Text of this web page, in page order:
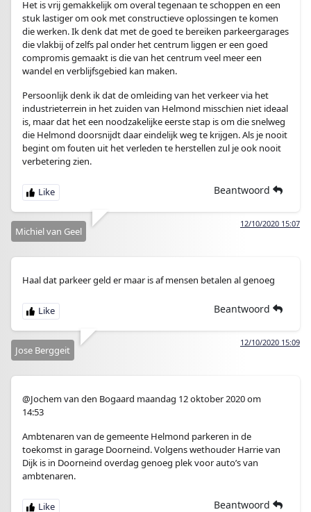
Het is vrij gemakkelijk om overal tegenaan te schoppen en een
stuk lastiger om ook met constructieve oplossingen te komen
die werken. Ik denk dat met de goed te bereiken parkeergarages
die vlakbij of zelfs pal onder het centrum liggen er een goed
compromis gemaakt is die van het centrum veel meer een
wandel en verblijfsgebied kan maken.
Persoonlijk denk ik dat de omleiding van het verkeer via het
industrieterrein in het zuiden van Helmond misschien niet ideaal
is, maar dat het een noodzakelijke eerste stap is om die snelweg
die Helmond doorsnijdt daar eindelijk weg te krijgen. Als je nooit
begint om fouten uit het verleden te herstellen zul je ook nooit
verbetering zien.
Beantwoord
12/10/2020 15:07
Michiel van Geel
Haal dat parkeer geld er maar is af mensen betalen al genoeg
Beantwoord
12/10/2020 15:09
Jose Berggeit
@Jochem van den Bogaard maandag 12 oktober 2020 om
14:53
Ambtenaren van de gemeente Helmond parkeren in de
toekomst in garage Doorneind. Volgens wethouder Harrie van
Dijk is in Doorneind overdag genoeg plek voor auto’s van
ambtenaren.
Beantwoord